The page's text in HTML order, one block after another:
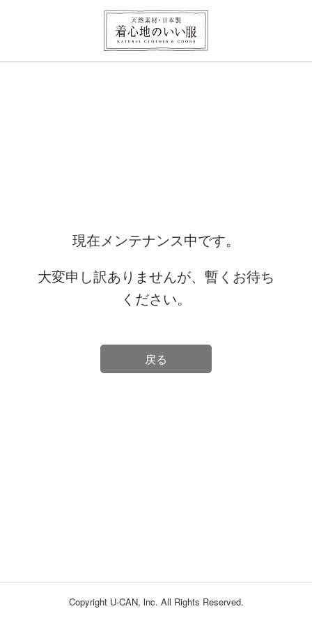
現在メンテナンス中です。
大変申し訳ありませんが、暫くお待ち
ください。
戻る
Copyright U-CAN, lnc. All Rights Reserved.